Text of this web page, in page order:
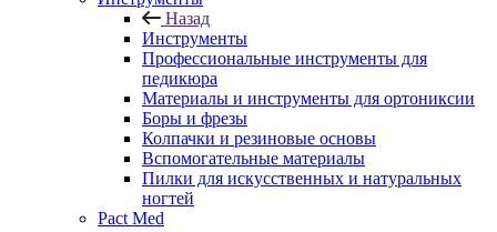
Назад
Инструменты
Профессиональные инструменты для
педикюра
Материалы и инструменты для ортониксии
Боры и фрезы
Колпачки и резиновые основы
Вспомогательные материалы
Пилки для искусственных и натуральных
ногтей
Pact Med